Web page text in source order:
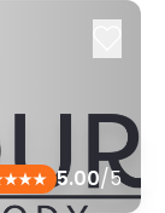
5.00/5